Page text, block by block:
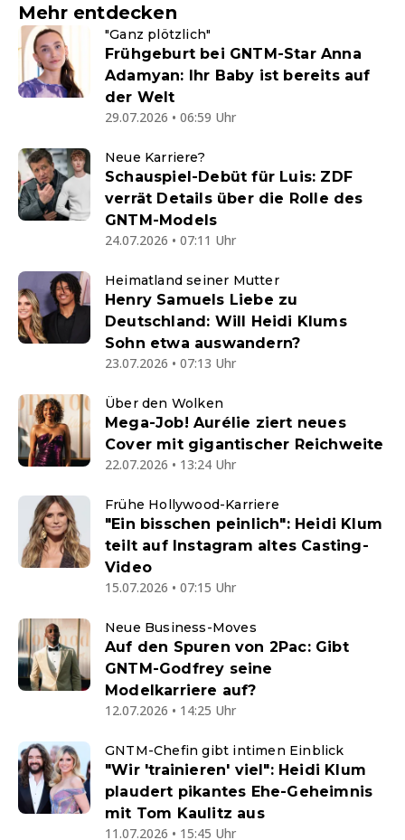
Mehr entdecken
"Ganz plötzlich"
Frühgeburt bei GNTM-Star Anna
Adamyan: Ihr Baby ist bereits auf
der Welt
29.07.2026 • 06:59 Uhr
Neue Karriere?
Schauspiel-Debüt für Luis: ZDF
verrät Details über die Rolle des
GNTM-Models
24.07.2026 • 07:11 Uhr
Heimatland seiner Mutter
Henry Samuels Liebe zu
Deutschland: Will Heidi Klums
Sohn etwa auswandern?
23.07.2026 • 07:13 Uhr
Über den Wolken
Mega-Job! Aurélie ziert neues
Cover mit gigantischer Reichweite
22.07.2026 • 13:24 Uhr
Frühe Hollywood-Karriere
"Ein bisschen peinlich": Heidi Klum
teilt auf Instagram altes Casting-
Video
15.07.2026 • 07:15 Uhr
Neue Business-Moves
Auf den Spuren von 2Pac: Gibt
GNTM-Godfrey seine
Modelkarriere auf?
12.07.2026 • 14:25 Uhr
GNTM-Chefin gibt intimen Einblick
"Wir 'trainieren' viel": Heidi Klum
plaudert pikantes Ehe-Geheimnis
mit Tom Kaulitz aus
11.07.2026 • 15:45 Uhr